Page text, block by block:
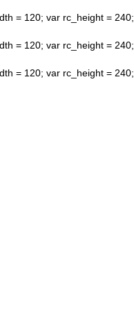
= 120; var rc_height = 240;
= 120; var rc_height = 240;
= 120; var rc_height = 240;